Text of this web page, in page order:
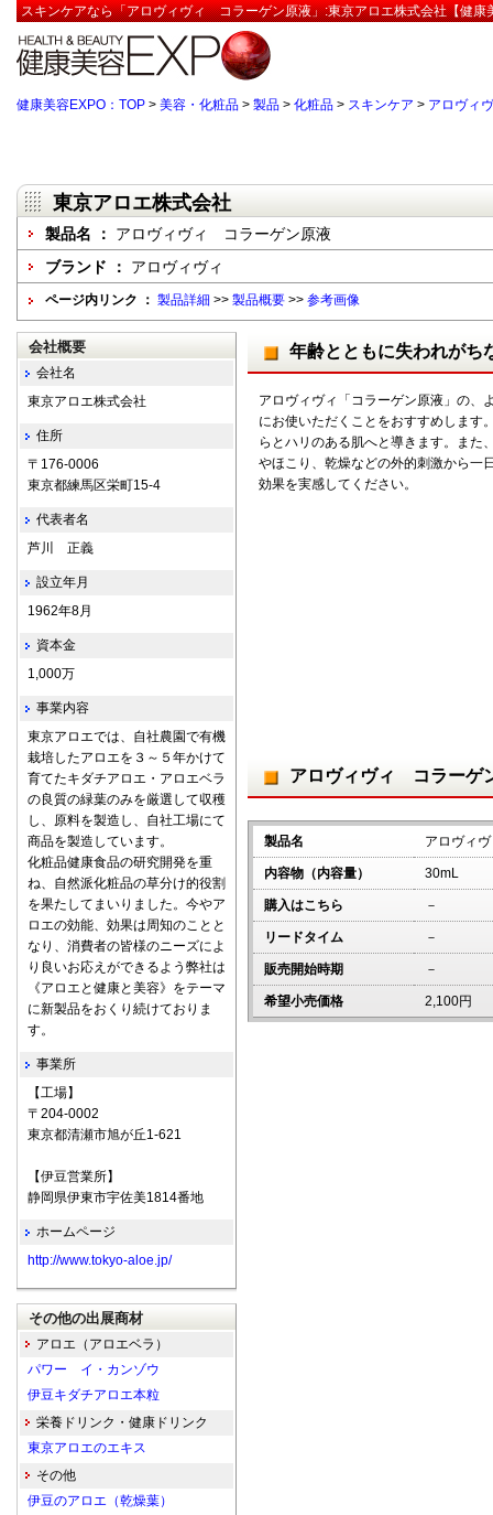
スキンケアなら「アロヴィヴィ コラーゲン原液」:東京アロエ株式会社【健康
健康美容EXPO：TOP > 美容・化粧品 > 製品 > 化粧品 > スキンケア > アロヴィ
東京アロエ株式会社
製品名 ： アロヴィヴィ コラーゲン原液
ブランド ： アロヴィヴィ
ページ内リンク ： 製品詳細 >> 製品概要 >> 参考画像
年齢とともに失われがち
アロヴィヴィ「コラーゲン原液」の、
にお使いただくことをおすすめします
らとハリのある肌へと導きます。また
やほこり、乾燥などの外的刺激から一
効果を実感してください。
アロヴィヴィ コラーゲ
製品名 アロヴィ
内容物（内容量） 30mL
購入はこちら －
リードタイム －
販売開始時期 －
希望小売価格 2,100円
会社概要
会社名
東京アロエ株式会社
住所
〒176-0006
東京都練馬区栄町15-4
代表者名
芦川 正義
設立年月
1962年8月
資本金
1,000万
事業内容
東京アロエでは、自社農園で有機
栽培したアロエを３～５年かけて
育てたキダチアロエ・アロエベラ
の良質の緑葉のみを厳選して収穫
し、原料を製造し、自社工場にて
商品を製造しています。
化粧品健康食品の研究開発を重
ね、自然派化粧品の草分け的役割
を果たしてまいりました。今やア
ロエの効能、効果は周知のことと
なり、消費者の皆様のニーズによ
り良いお応えができるよう弊社は
《アロエと健康と美容》をテーマ
に新製品をおくり続けておりま
す。
事業所
【工場】
〒204-0002
東京都清瀬市旭が丘1-621
【伊豆営業所】
静岡県伊東市宇佐美1814番地
ホームページ
http://www.tokyo-aloe.jp/
その他の出展商材
アロエ（アロエベラ）
パワー イ・カンゾウ
伊豆キダチアロエ本粒
栄養ドリンク・健康ドリンク
東京アロエのエキス
その他
伊豆のアロエ（乾燥葉）